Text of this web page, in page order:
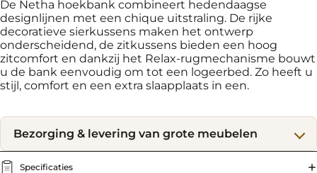
De Netha hoekbank combineert hedendaagse
designlijnen met een chique uitstraling. De rijke
decoratieve sierkussens maken het ontwerp
onderscheidend, de zitkussens bieden een hoog
zitcomfort en dankzij het Relax-rugmechanisme bouwt
u de bank eenvoudig om tot een logeerbed. Zo heeft u
stijl, comfort en een extra slaapplaats in een.
Bezorging & levering van grote meubelen
Specificaties